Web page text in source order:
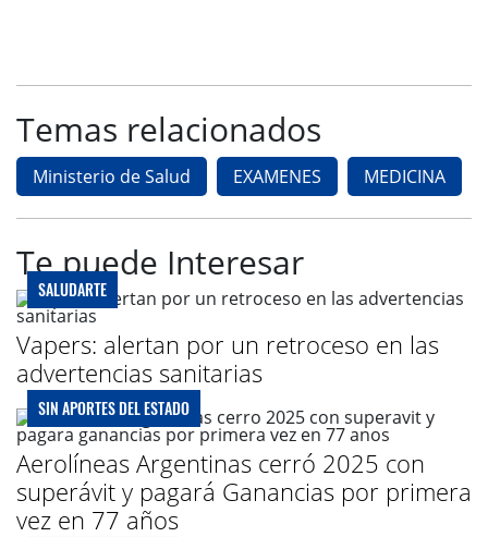
Temas relacionados
Ministerio de Salud EXAMENES MEDICINA
Te puede Interesar
SALUDARTE
Vapers: alertan por un retroceso en las
advertencias sanitarias
SIN APORTES DEL ESTADO
Aerolíneas Argentinas cerró 2025 con
superávit y pagará Ganancias por primera
vez en 77 años